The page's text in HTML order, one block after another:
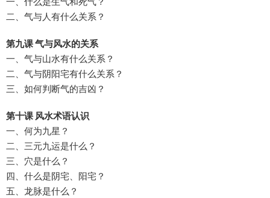
二、气与人有什么关系？
第九课 气与风水的关系
一、气与山水有什么关系？
二、气与阴阳宅有什么关系？
三、如何判断气的吉凶？
第十课 风水术语认识
一、何为九星？
二、三元九运是什么？
三、穴是什么？
四、什么是阴宅、阳宅？
五、龙脉是什么？